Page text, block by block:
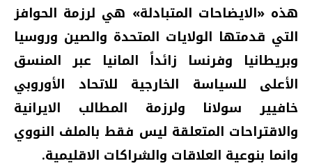
هذه «الايضاحات المتبادلة» هي لرزمة الحوافز
التي قدمتها الولايات المتحدة والصين وروسيا
وبريطانيا وفرنسا زائداً المانيا عبر المنسق
الأعلى للسياسة الخارجية للاتحاد الأوروبي
خافيير سولانا ولرزمة المطالب الايرانية
والاقتراحات المتعلقة ليس فقط بالملف النووي
وانما بنوعية العلاقات والشراكات الاقليمية.